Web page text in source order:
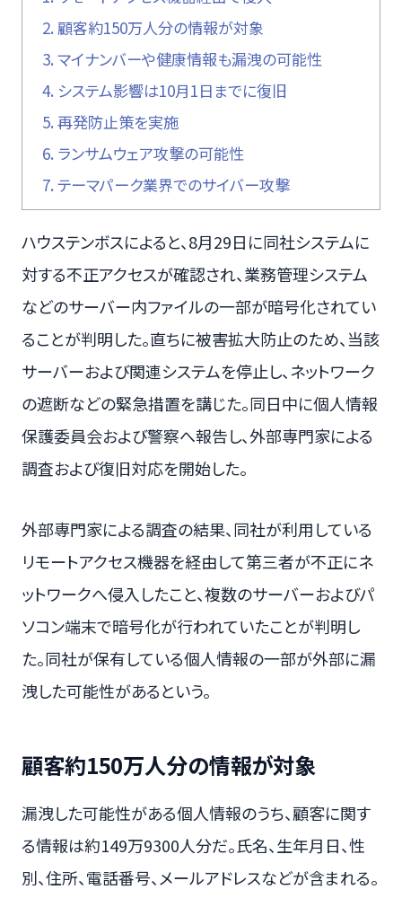
2. 顧客約150万人分の情報が対象
3. マイナンバーや健康情報も漏洩の可能性
4. システム影響は10月1日までに復旧
5. 再発防止策を実施
6. ランサムウェア攻撃の可能性
7. テーマパーク業界でのサイバー攻撃
ハウステンボスによると、8月29日に同社システムに
対する不正アクセスが確認され、業務管理システム
などのサーバー内ファイルの一部が暗号化されてい
ることが判明した。直ちに被害拡大防止のため、当該
サーバーおよび関連システムを停止し、ネットワーク
の遮断などの緊急措置を講じた。同日中に個人情報
保護委員会および警察へ報告し、外部専門家による
調査および復旧対応を開始した。
外部専門家による調査の結果、同社が利用している
リモートアクセス機器を経由して第三者が不正にネ
ットワークへ侵入したこと、複数のサーバーおよびパ
ソコン端末で暗号化が行われていたことが判明し
た。同社が保有している個人情報の一部が外部に漏
洩した可能性があるという。
顧客約150万人分の情報が対象
漏洩した可能性がある個人情報のうち、顧客に関す
る情報は約149万9300人分だ。氏名、生年月日、性
別、住所、電話番号、メールアドレスなどが含まれる。